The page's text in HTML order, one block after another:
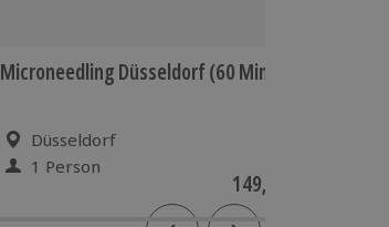
Microneedling Düsseldorf (60 Min.)
Düsseldorf
1 Person
149,90 €